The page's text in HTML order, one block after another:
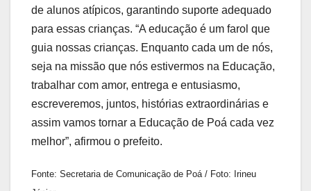
de alunos atípicos, garantindo suporte adequado
para essas crianças. “A educação é um farol que
guia nossas crianças. Enquanto cada um de nós,
seja na missão que nós estivermos na Educação,
trabalhar com amor, entrega e entusiasmo,
escreveremos, juntos, histórias extraordinárias e
assim vamos tornar a Educação de Poá cada vez
melhor”, afirmou o prefeito.
Fonte: Secretaria de Comunicação de Poá / Foto: Irineu